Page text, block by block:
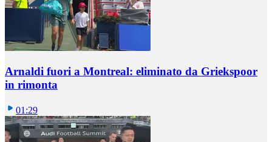
Arnaldi fuori a Montreal: eliminato da Griekspoor
in rimonta
01:29